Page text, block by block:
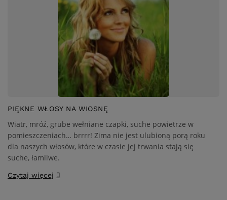
PIĘKNE WŁOSY NA WIOSNĘ
Wiatr, mróź, grube wełniane czapki, suche powietrze w
pomieszczeniach… brrrr! Zima nie jest ulubioną porą roku
dla naszych włosów, które w czasie jej trwania stają się
suche, łamliwe.
Czytaj więcej